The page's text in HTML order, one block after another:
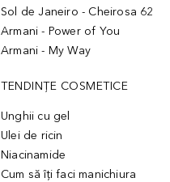
Sol de Janeiro - Cheirosa 62
Armani - Power of You
Armani - My Way
TENDINȚE COSMETICE
Unghii cu gel
Ulei de ricin
Niacinamide
Cum să îți faci manichiura